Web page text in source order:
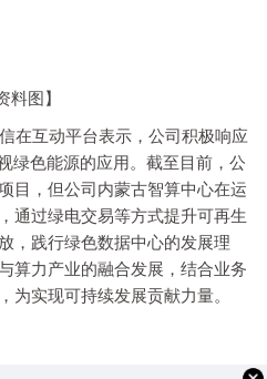
料图】
在互动平台表示，公司积极响应
绿色能源的应用。截至目前，公
目，但公司内蒙古智算中心在运
通过绿电交易等方式提升可再生
，践行绿色数据中心的发展理
算力产业的融合发展，结合业务
为实现可持续发展贡献力量。